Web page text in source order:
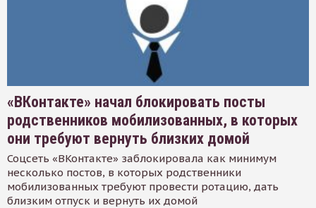
«ВКонтакте» начал блокировать посты
родственников мобилизованных, в которых
они требуют вернуть близких домой
Соцсеть «ВКонтакте» заблокировала как минимум
несколько постов, в которых родственники
мобилизованных требуют провести ротацию, дать
близким отпуск и вернуть их домой